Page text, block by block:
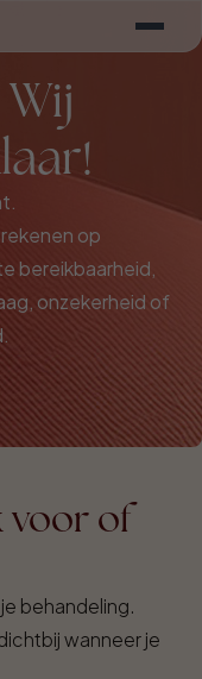
op
bereikbaarheid,
onzekerheid of
voor of
behandeling.
wanneer je